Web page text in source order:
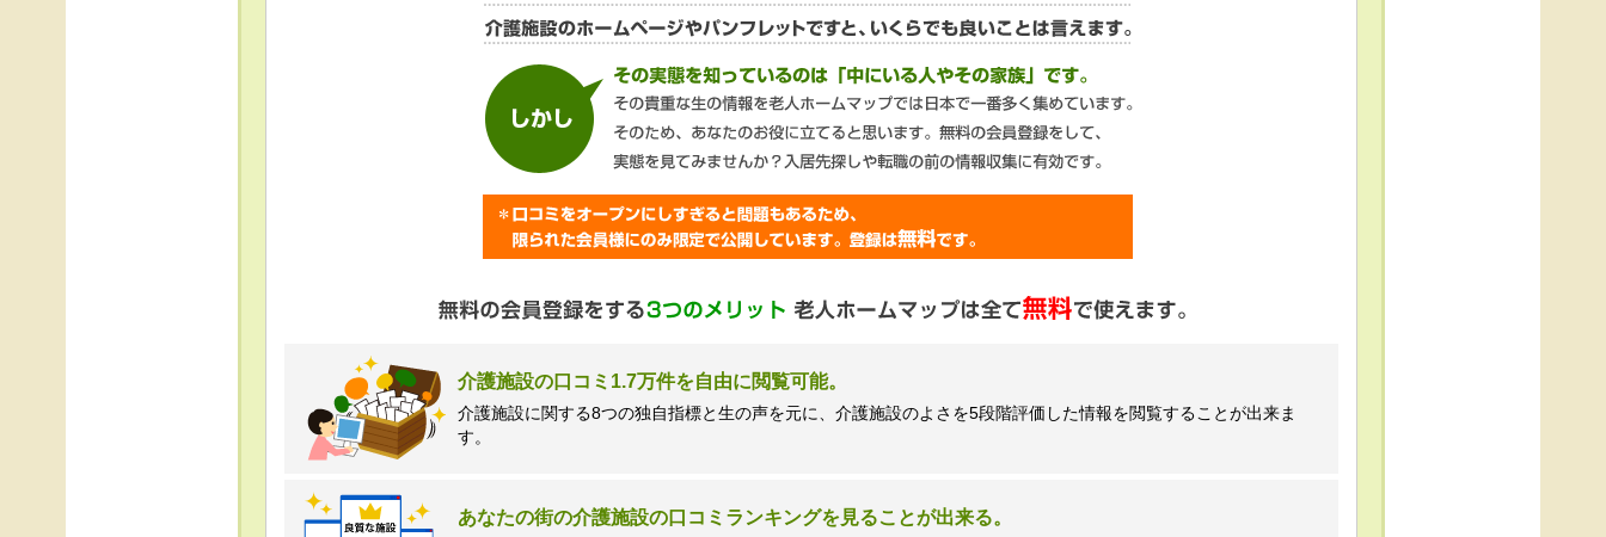
＜個人情報苦情及び相談窓口＞
株式会社クリエイターズネクスト個人情報保護管理者 窪田望
TEL:0120-21-7070
（受付時間 10時～19時 土日祝日除く・営業のお電話はお断りいたします）
介護施設の口コミ1.7万件を自由に閲覧可能。
介護施設に関する8つの独自指標と生の声を元に、介護施設のよさを5段階評価した情報を閲覧することが出来ま
す。
あなたの街の介護施設の口コミランキングを見ることが出来る。